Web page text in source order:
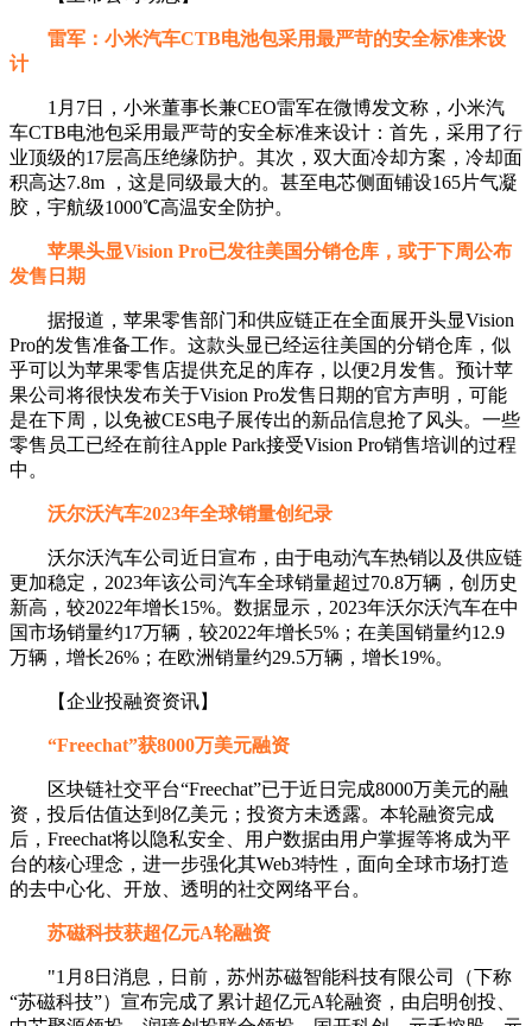
雷军：小米汽车CTB电池包采用最严苛的安全标准来设
计
1月7日，小米董事长兼CEO雷军在微博发文称，小米汽
车CTB电池包采用最严苛的安全标准来设计：首先，采用了行
业顶级的17层高压绝缘防护。其次，双大面冷却方案，冷却面
积高达7.8m ，这是同级最大的。甚至电芯侧面铺设165片气凝
胶，宇航级1000℃高温安全防护。
苹果头显Vision Pro已发往美国分销仓库，或于下周公布
发售日期
据报道，苹果零售部门和供应链正在全面展开头显Vision
Pro的发售准备工作。这款头显已经运往美国的分销仓库，似
乎可以为苹果零售店提供充足的库存，以便2月发售。预计苹
果公司将很快发布关于Vision Pro发售日期的官方声明，可能
是在下周，以免被CES电子展传出的新品信息抢了风头。一些
零售员工已经在前往Apple Park接受Vision Pro销售培训的过程
中。
沃尔沃汽车2023年全球销量创纪录
沃尔沃汽车公司近日宣布，由于电动汽车热销以及供应链
更加稳定，2023年该公司汽车全球销量超过70.8万辆，创历史
新高，较2022年增长15%。数据显示，2023年沃尔沃汽车在中
国市场销量约17万辆，较2022年增长5%；在美国销量约12.9
万辆，增长26%；在欧洲销量约29.5万辆，增长19%。
【企业投融资资讯】
“Freechat”获8000万美元融资
区块链社交平台“Freechat”已于近日完成8000万美元的融
资，投后估值达到8亿美元；投资方未透露。本轮融资完成
后，Freechat将以隐私安全、用户数据由用户掌握等将成为平
台的核心理念，进一步强化其Web3特性，面向全球市场打造
的去中心化、开放、透明的社交网络平台。
苏磁科技获超亿元A轮融资
"1月8日消息，日前，苏州苏磁智能科技有限公司（下称
“苏磁科技”）宣布完成了累计超亿元A轮融资，由启明创投、